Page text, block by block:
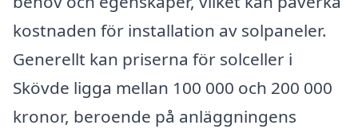
kostnaden för installation av solpaneler.
Generellt kan priserna för solceller i
Skövde ligga mellan 100 000 och 200 000
kronor, beroende på anläggningens